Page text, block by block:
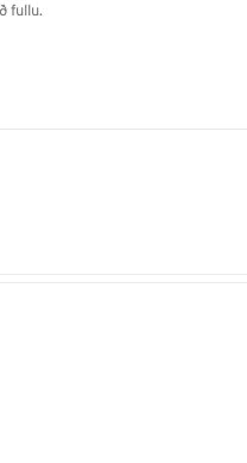
fullu.